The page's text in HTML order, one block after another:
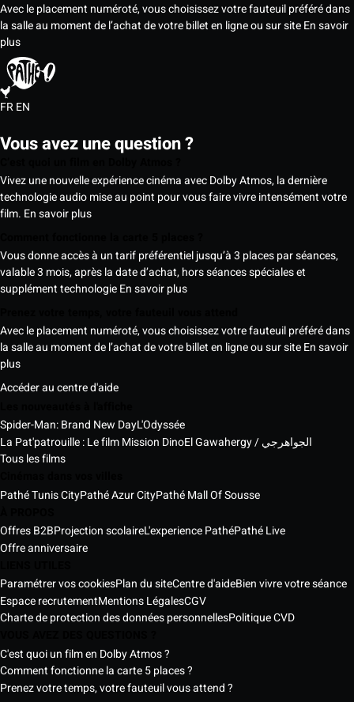
Avec le placement numéroté, vous choisissez votre fauteuil préféré dans
la salle au moment de l’achat de votre billet en ligne ou sur siteEn savoir
plus
FREN
Vous avez une question ?
Vivez une nouvelle expérience cinéma avec Dolby Atmos, la dernière
technologie audio mise au point pour vous faire vivre intensément votre
film. En savoir plus
Vous donne accès à un tarif préférentiel jusqu’à 3 places par séances,
valable 3 mois, après la date d’achat, hors séances spéciales et
supplément technologieEn savoir plus
Avec le placement numéroté, vous choisissez votre fauteuil préféré dans
la salle au moment de l’achat de votre billet en ligne ou sur siteEn savoir
plus
Accéder au centre d'aide
Spider-Man: Brand New DayL'Odyssée
La Pat'patrouille : Le film Mission Dino
El Gawahergy / الجواهرجي
Tous les films
Pathé Tunis CityPathé Azur CityPathé Mall Of Sousse
Offres B2BProjection scolaireL'experience PathéPathé Live
Offre anniversaire
Paramétrer vos cookiesPlan du siteCentre d'aideBien vivre votre séance
Espace recrutementMentions LégalesCGV
Charte de protection des données personnellesPolitique CVD
C'est quoi un film en Dolby Atmos ?
Comment fonctionne la carte 5 places ?
Prenez votre temps, votre fauteuil vous attend ?